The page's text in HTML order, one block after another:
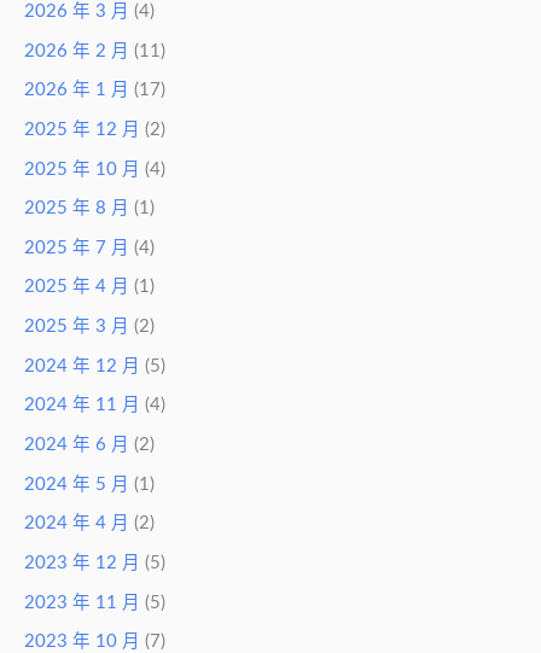
2026 年 3 月 (4)
2026 年 2 月 (11)
2026 年 1 月 (17)
2025 年 12 月 (2)
2025 年 10 月 (4)
2025 年 8 月 (1)
2025 年 7 月 (4)
2025 年 4 月 (1)
2025 年 3 月 (2)
2024 年 12 月 (5)
2024 年 11 月 (4)
2024 年 6 月 (2)
2024 年 5 月 (1)
2024 年 4 月 (2)
2023 年 12 月 (5)
2023 年 11 月 (5)
2023 年 10 月 (7)